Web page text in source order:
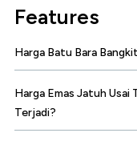
Features
Harga Batu Bara
Harga Emas Jatuh Usai
Terjadi?